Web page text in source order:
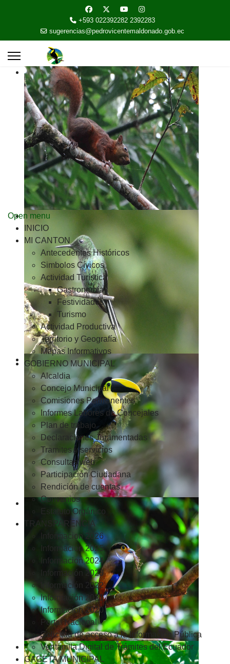
+593 022392282 2392283
sugerencias@pedrovicentemaldonado.gob.ec
Open menu
INICIO
MI CANTON
Antecedentes Históricos
Simbolos Cívicos
Actividad Turística
Gastronomía
Festividades
Turismo
Actividad Productiva
Territorio y Geografía
Mapas Informativos
GOBIERNO MUNICIPAL
Alcaldia
Concejo Municipal
Comisiones Permanentes
Informes Labores de Concejales
Plan de trabajo
Declaraciones Juramentadas
Tramites y servicios
Consultas web
Participación Ciudadana
Rendición de cuentas
Convenios
Estatuto Orgánico
TRANSPARENCIA
Informacion 2026
Informacion 2025
Informacion 2024
Información 2023
Información 2022
Información 2021
Información 2020
Portal Nacional
Solicitud de acceso a la Información Pública
Ventanilla Digital de Trámites del Ecuador
GACETA MUNICIPAL